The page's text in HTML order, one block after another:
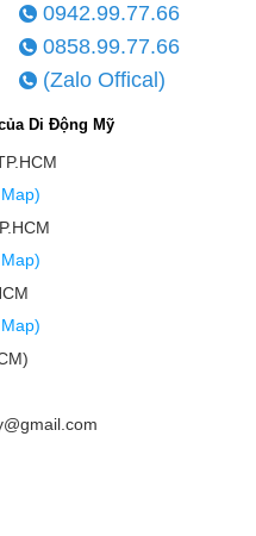
0942.99.77.66
0858.99.77.66
(Zalo Offical)
Di Động Mỹ